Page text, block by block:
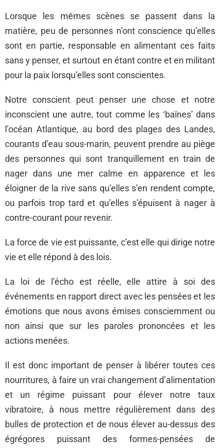
Lorsque les mêmes scènes se passent dans la
matière, peu de personnes n’ont conscience qu’elles
sont en partie, responsable en alimentant ces faits
sans y penser, et surtout en étant contre et en militant
pour la paix lorsqu’elles sont conscientes.
Notre conscient peut penser une chose et notre
inconscient une autre, tout comme les ‘baïnes’ dans
l’océan Atlantique, au bord des plages des Landes,
courants d’eau sous-marin, peuvent prendre au piège
des personnes qui sont tranquillement en train de
nager dans une mer calme en apparence et les
éloigner de la rive sans qu’elles s’en rendent compte,
ou parfois trop tard et qu’elles s’épuisent à nager à
contre-courant pour revenir.
La force de vie est puissante, c’est elle qui dirige notre
vie et elle répond à des lois.
La loi de l’écho est réelle, elle attire à soi des
événements en rapport direct avec les pensées et les
émotions que nous avons émises consciemment ou
non ainsi que sur les paroles prononcées et les
actions menées.
Il est donc important de penser à libérer toutes ces
nourritures, à faire un vrai changement d’alimentation
et un régime puissant pour élever notre taux
vibratoire, à nous mettre régulièrement dans des
bulles de protection et de nous élever au-dessus des
égrégores puissant des formes-pensées de